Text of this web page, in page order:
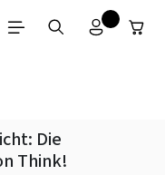
Die
Think!